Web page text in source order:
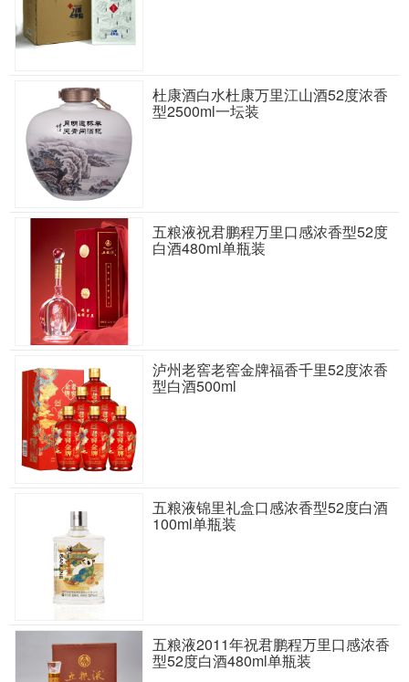
杜康酒白水杜康万里江山酒52度浓香
型2500ml一坛装
五粮液祝君鹏程万里口感浓香型52度
白酒480ml单瓶装
泸州老窖老窖金牌福香千里52度浓香
型白酒500ml
五粮液锦里礼盒口感浓香型52度白酒
100ml单瓶装
五粮液2011年祝君鹏程万里口感浓香
型52度白酒480ml单瓶装